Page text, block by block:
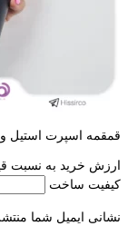
قمقمه اسپرت
ارزش خرید به نسبت
کیفیت ساخت
نشانی ایمیل شما